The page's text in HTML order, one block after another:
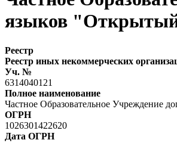
языков
Реестр
Реестр иных некоммерческих
Уч. №
6314040121
Полное наименование
Частное Образовательное Учреждение
ОГРН
1026301422620
Дата ОГРН